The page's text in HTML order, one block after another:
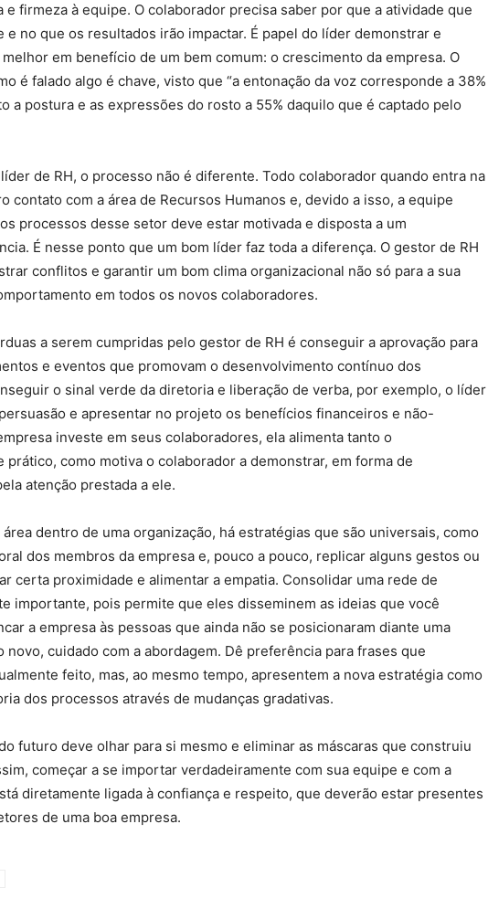
firmeza à equipe. O colaborador precisa saber por que a atividade que
no que os resultados irão impactar. É papel do líder demonstrar e
em benefício de um bem comum: o crescimento da empresa. O
é falado algo é chave, visto que “a entonação da voz corresponde a 38%
a postura e as expressões do rosto a 55% daquilo que é captado pelo
de RH, o processo não é diferente. Todo colaborador quando entra na
contato com a área de Recursos Humanos e, devido a isso, a equipe
processos desse setor deve estar motivada e disposta a um
É nesse ponto que um bom líder faz toda a diferença. O gestor de RH
conflitos e garantir um bom clima organizacional não só para a sua
em todos os novos colaboradores.
a serem cumpridas pelo gestor de RH é conseguir a aprovação para
e eventos que promovam o desenvolvimento contínuo dos
o sinal verde da diretoria e liberação de verba, por exemplo, o líder
e apresentar no projeto os benefícios financeiros e não-
investe em seus colaboradores, ela alimenta tanto o
como motiva o colaborador a demonstrar, em forma de
atenção prestada a ele.
dentro de uma organização, há estratégias que são universais, como
dos membros da empresa e, pouco a pouco, replicar alguns gestos ou
certa proximidade e alimentar a empatia. Consolidar uma rede de
importante, pois permite que eles disseminem as ideias que você
a empresa às pessoas que ainda não se posicionaram diante uma
novo, cuidado com a abordagem. Dê preferência para frases que
feito, mas, ao mesmo tempo, apresentem a nova estratégia como
dos processos através de mudanças gradativas.
futuro deve olhar para si mesmo e eliminar as máscaras que construiu
começar a se importar verdadeiramente com sua equipe e com a
diretamente ligada à confiança e respeito, que deverão estar presentes
de uma boa empresa.